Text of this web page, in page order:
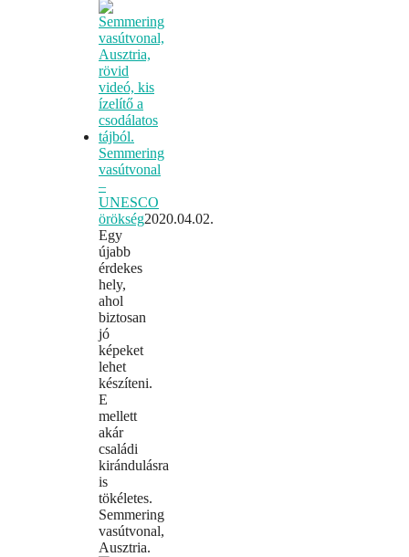
Semmering
vasútvonal
–
UNESCO
örökség2020.04.02.
Egy
újabb
érdekes
hely,
ahol
biztosan
jó
képeket
lehet
készíteni.
E
mellett
akár
családi
kirándulásra
is
tökéletes.
Semmering
vasútvonal,
Ausztria.